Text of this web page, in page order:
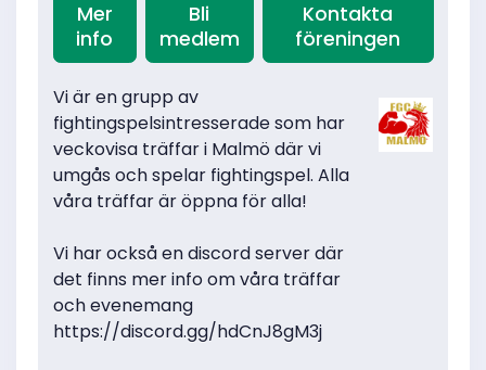
Mer
info
Bli
medlem
Kontakta
föreningen
Vi är en grupp av
fightingspelsintresserade som har
veckovisa träffar i Malmö där vi
umgås och spelar fightingspel. Alla
våra träffar är öppna för alla!
Vi har också en discord server där
det finns mer info om våra träffar
och evenemang
https://discord.gg/hdCnJ8gM3j